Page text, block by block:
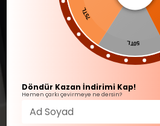
50TL
75TL
Döndür Kazan İndirimi Kap!
Hemen çarkı çevirmeye ne dersin?